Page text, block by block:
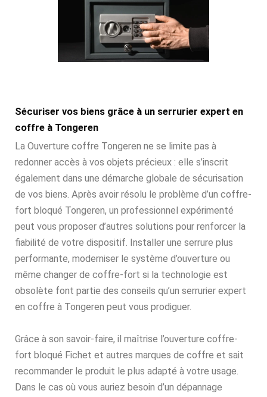
Sécuriser vos biens grâce à un serrurier expert en
coffre à Tongeren
La Ouverture coffre Tongeren ne se limite pas à
redonner accès à vos objets précieux : elle s’inscrit
également dans une démarche globale de sécurisation
de vos biens. Après avoir résolu le problème d’un coffre-
fort bloqué Tongeren, un professionnel expérimenté
peut vous proposer d’autres solutions pour renforcer la
fiabilité de votre dispositif. Installer une serrure plus
performante, moderniser le système d’ouverture ou
même changer de coffre-fort si la technologie est
obsolète font partie des conseils qu’un serrurier expert
en coffre à Tongeren peut vous prodiguer.
Grâce à son savoir-faire, il maîtrise l’ouverture coffre-
fort bloqué Fichet et autres marques de coffre et sait
recommander le produit le plus adapté à votre usage.
Dans le cas où vous auriez besoin d’un dépannage